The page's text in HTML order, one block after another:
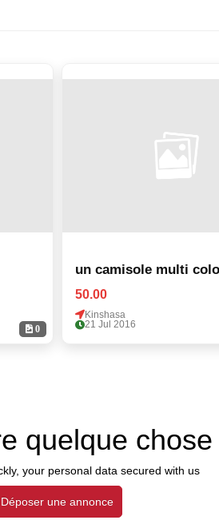
0
un camisole multi
50.00
Kinshasa
21 Jul 2016
quelque
your personal data secured with us
Déposer une annonce